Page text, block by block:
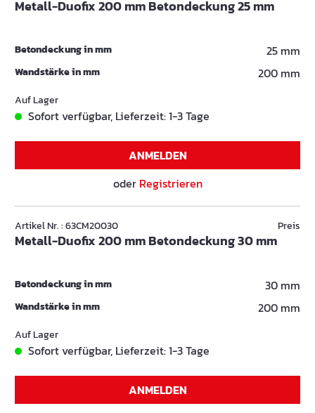
Metall-Duofix 200 mm Betondeckung 25 mm
Betondeckung in mm 25 mm
Wandstärke in mm 200 mm
Auf Lager
Sofort verfügbar, Lieferzeit: 1-3 Tage
ANMELDEN
oder Registrieren
Artikel Nr. : 63CM20030
Metall-Duofix 200 mm Betondeckung 30 mm
Preis
Betondeckung in mm 30 mm
Wandstärke in mm 200 mm
Auf Lager
Sofort verfügbar, Lieferzeit: 1-3 Tage
ANMELDEN